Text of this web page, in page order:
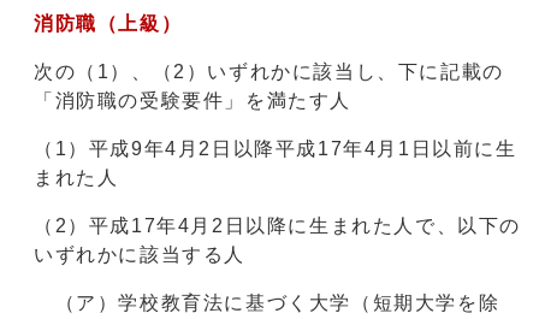
消防職（上級）
次の（1）、（2）いずれかに該当し、下に記載の
「消防職の受験要件」を満たす人
（1）平成9年4月2日以降平成17年4月1日以前に生
まれた人
（2）平成17年4月2日以降に生まれた人で、以下の
いずれかに該当する人
（ア）学校教育法に基づく大学（短期大学を除